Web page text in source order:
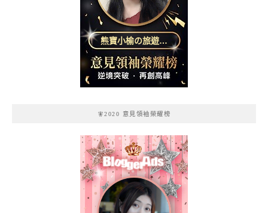
熊寶小榆の旅遊日
記
🧚2020 意見領袖榮耀榜